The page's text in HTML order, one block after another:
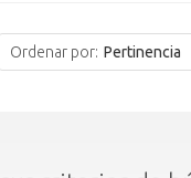
Ordenar por: Pertinencia